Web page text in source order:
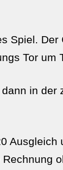
Spiel.
Tor um
in